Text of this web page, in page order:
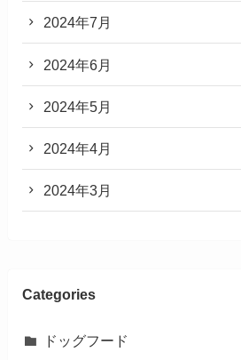
2024年7月
2024年6月
2024年5月
2024年4月
2024年3月
Categories
ドッグフード